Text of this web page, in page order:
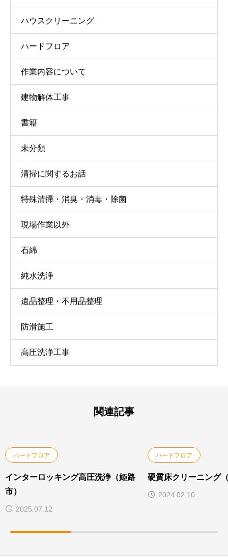
ハウスクリーニング
ハードフロア
作業内容について
建物解体工事
書籍
未分類
清掃に関するお話
特殊清掃・消臭・消毒・除菌
現場作業以外
石綿
純水洗浄
遺品整理・不用品整理
防滑施工
高圧洗浄工事
関連記事
ハードフロア
インターロッキング高圧洗浄（姫路
市）
2025.07.12
ハードフロア
硬質床クリーニング
2024.02.10